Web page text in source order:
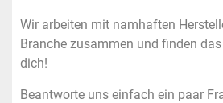
Wir arbeiten mit namhaften
Branche zusammen und finden
dich!
Beantworte uns einfach ein paar